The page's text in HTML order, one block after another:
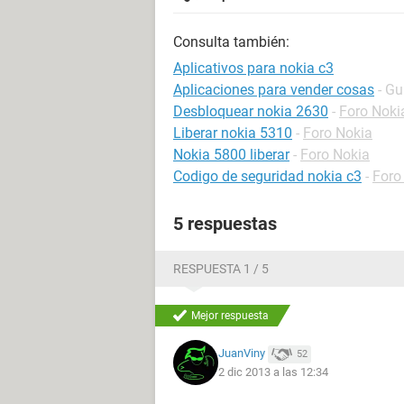
Consulta también:
Aplicativos para nokia c3
Aplicaciones para vender cosas -
Desbloquear nokia 2630 - Foro
Liberar nokia 5310 - Foro Nokia
Nokia 5800 liberar - Foro Nokia
Codigo de seguridad nokia c3 -
5 respuestas
RESPUESTA 1 / 5
Mejor respuesta
JuanViny 52
2 dic 2013 a las 12:34